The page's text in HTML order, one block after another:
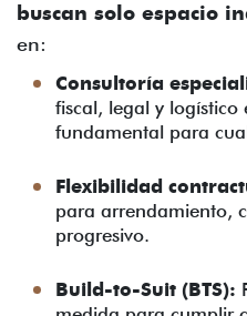
buscan solo espacio
en:
Consultoría
fiscal, legal y logístico
fundamental para
Flexibilidad
para arrendamiento,
progresivo.
Build-to-Suit (BTS):